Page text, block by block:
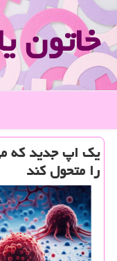
خاتون
یک اپ جدید که
را متحول کند